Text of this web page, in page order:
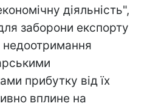
діяльність",
заборони експорту
недоотримання
прибутку від їх
вплине на